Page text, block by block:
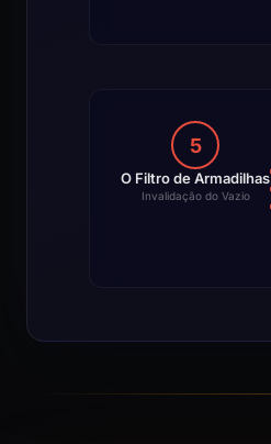
5
O Filtro de Armadilhas
Invalidação do Vazio